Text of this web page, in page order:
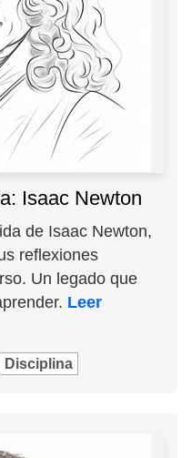
Isaac Newton
de Isaac Newton,
reflexiones
Un legado que
Leer
Disciplina